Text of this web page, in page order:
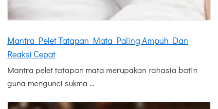
Mantra Pelet Tatapan Mata Paling Ampuh Dan
Reaksi Cepat
Mantra pelet tatapan mata merupakan rahasia batin
guna mengunci sukma …